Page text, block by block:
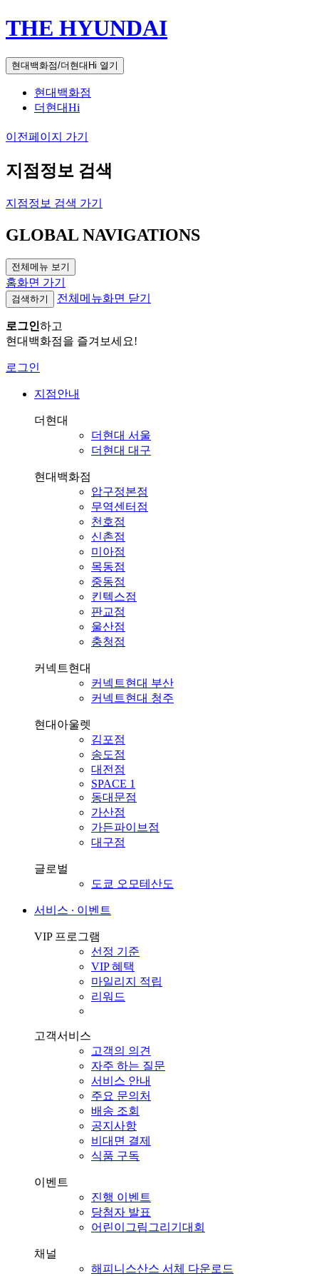
THE HYUNDAI
현대백화점/더현대Hi 열기
현대백화점
더현대Hi
이전페이지 가기
지점정보 검색
지점정보 검색 가기
GLOBAL NAVIGATIONS
전체메뉴 보기
홈화면 가기
검색하기 전체메뉴화면 닫기
로그인하고
현대백화점을 즐겨보세요!
로그인
지점안내
더현대
더현대 서울
더현대 대구
현대백화점
압구정본점
무역센터점
천호점
신촌점
미아점
목동점
중동점
킨텍스점
판교점
울산점
충청점
커넥트현대
커넥트현대 부산
커넥트현대 청주
현대아울렛
김포점
송도점
대전점
SPACE 1
동대문점
가산점
가든파이브점
대구점
글로벌
도쿄 오모테산도
서비스 ∙ 이벤트
VIP 프로그램
선정 기준
VIP 혜택
마일리지 적립
리워드
고객서비스
고객의 의견
자주 하는 질문
서비스 안내
주요 문의처
배송 조회
공지사항
비대면 결제
식품 구독
이벤트
진행 이벤트
당첨자 발표
어린이그림그리기대회
채널
해피니스산스 서체 다운로드